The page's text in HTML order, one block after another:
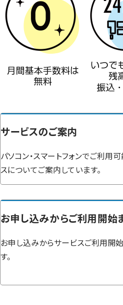
サービスのご案内
パソコン・スマートフォンでご利用
スについてご案内しています。
お申し込みからご利用開始
お申し込みからサービスご利用開
す。